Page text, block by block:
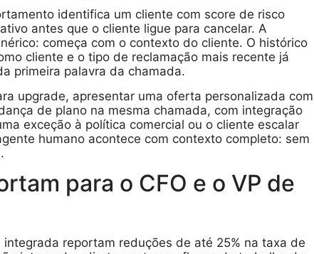
identifica um cliente com score de risco
antes que o cliente ligue para cancelar. A
começa com o contexto do cliente. O histórico
cliente e o tipo de reclamação mais recente já
primeira palavra da chamada.
upgrade, apresentar uma oferta personalizada com
de plano na mesma chamada, com integração
exceção à política comercial ou o cliente escalar
humano acontece com contexto completo: sem
para o CFO e o VP de
reportam reduções de até 25% na taxa de